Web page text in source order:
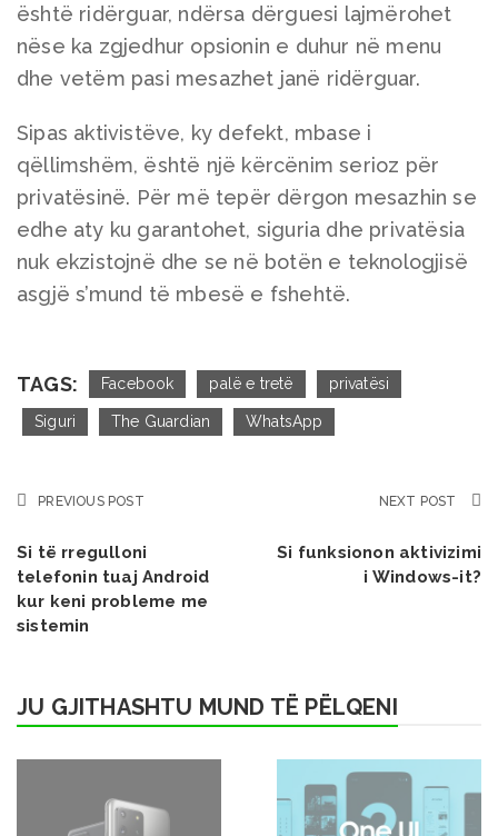
është ridërguar, ndërsa dërguesi lajmërohet
nëse ka zgjedhur opsionin e duhur në menu
dhe vetëm pasi mesazhet janë ridërguar.
Sipas aktivistëve, ky defekt, mbase i
qëllimshëm, është një kërcënim serioz për
privatësinë. Për më tepër dërgon mesazhin se
edhe aty ku garantohet, siguria dhe privatësia
nuk ekzistojnë dhe se në botën e teknologjisë
asgjë s’mund të mbesë e fshehtë.
TAGS: Facebook palë e tretë privatësi
Siguri The Guardian WhatsApp
PREVIOUS POST
Si të rregulloni
telefonin tuaj Android
kur keni probleme me
sistemin
NEXT POST
Si funksionon aktivizimi
i Windows-it?
JU GJITHASHTU MUND TË PËLQENI